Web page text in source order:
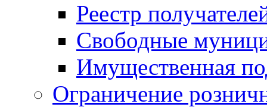
Реестр
Свободные
Имущественная
Ограничение